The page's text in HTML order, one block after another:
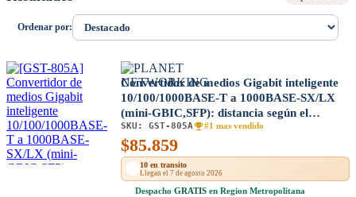
Ordenar por:
Convertidor de medios Gigabit inteligente
10/100/1000BASE-T a 1000BASE-SX/LX
(mini-GBIC,SFP): distancia según el
módulo SFP
SKU: GST-805A #1 mas vendido
$85.859
10 en transito
Llegan el 7 de agosto 2026
Despacho GRATIS en Region Metropolitana